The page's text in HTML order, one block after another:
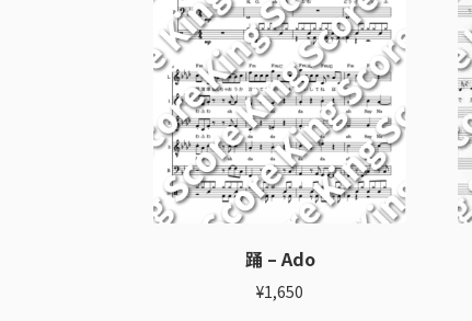
踊 – Ado
¥1,650